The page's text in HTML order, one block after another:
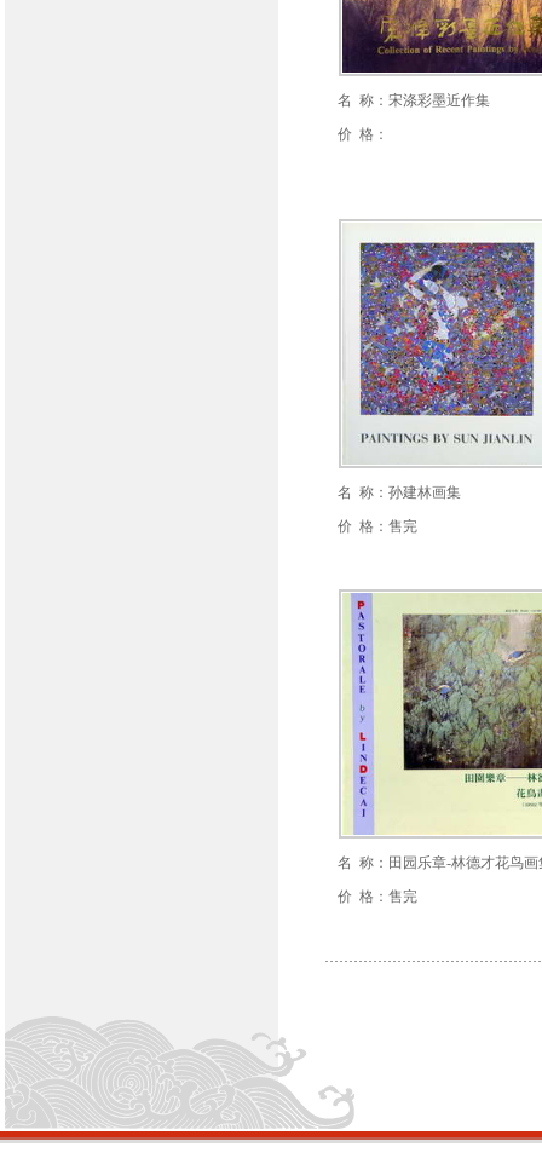
名 称：宋涤彩墨近作集
价 格：
名 称：孙建林画集
价 格：售完
名 称：田园乐章-林德才花鸟画
价 格：售完